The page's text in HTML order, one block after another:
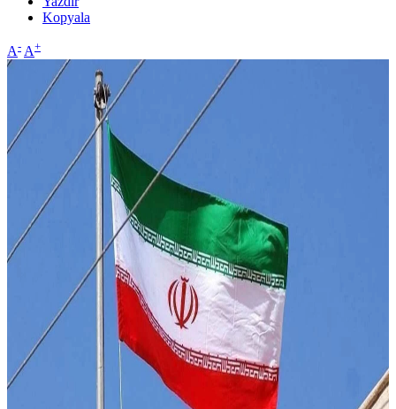
Kopyala
A- A+